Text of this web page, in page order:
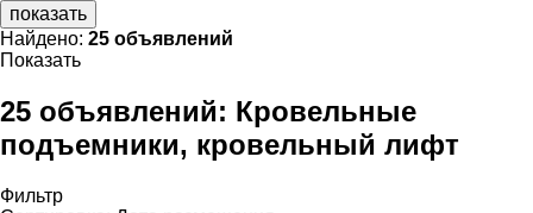
показать
Найдено: 25 объявлений
Показать
25 объявлений: Кровельные
подъемники, кровельный лифт
Фильтр